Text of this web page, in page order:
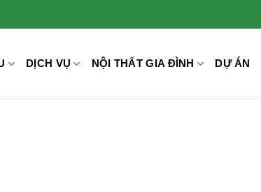
DỊCH VỤ NỘI THẤT GIA ĐÌNH DỰ ÁN